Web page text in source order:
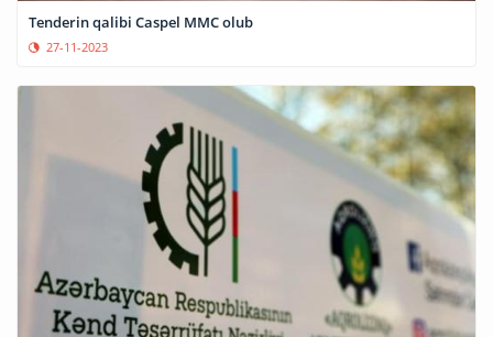
Tenderin qalibi Caspel MMC olub
27-11-2023